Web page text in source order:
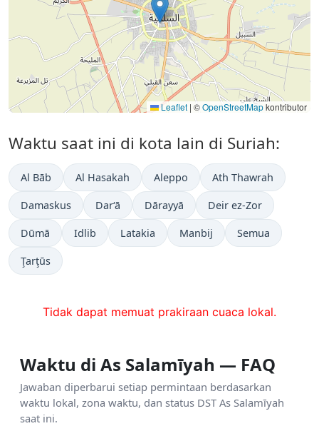
Leaflet | ©OpenStreetMapkontributor
Waktu saat ini di kota lain di Suriah:
Al Bāb Al Hasakah Aleppo Ath Thawrah
Damaskus Dar‘ā Dārayyā Deir ez-Zor
Dūmā Idlib Latakia Manbij Semua
Ţarţūs
Tidak dapat memuat prakiraan cuaca lokal.
Waktu di As Salamīyah — FAQ
Jawaban diperbarui setiap permintaan berdasarkan
waktu lokal, zona waktu, dan status DST As Salamīyah
saat ini.